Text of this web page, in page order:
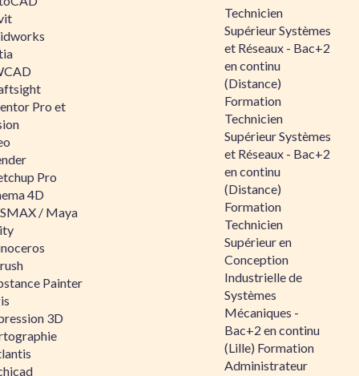
Pro et
Pro
4D
/ Maya
Painter
3D
Technicien
Supérieur Systèmes
et Réseaux - Bac+2
en continu
(Distance)
Formation
Technicien
Supérieur Systèmes
et Réseaux - Bac+2
en continu
(Distance)
Formation
Technicien
Supérieur en
Conception
Industrielle de
Systèmes
Mécaniques -
Bac+2 en continu
(Lille) Formation
Administrateur